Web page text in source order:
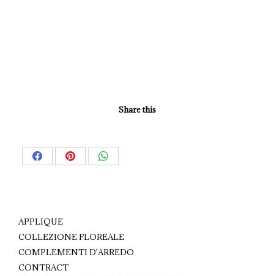
Share this
Share Share Share
APPLIQUE
COLLEZIONE FLOREALE
COMPLEMENTI D'ARREDO
CONTRACT